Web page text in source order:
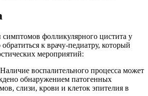
фолликулярного цистита у
к врачу-педиатру, который
мероприятий:
воспалительного процесса может
обнаружением патогенных
слизи, крови и клеток эпителия в